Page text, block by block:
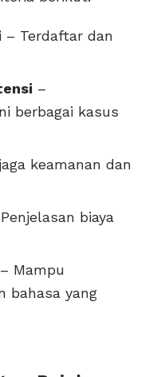
– Terdaftar dan
–
berbagai kasus
keamanan dan
biaya
– Mampu
bahasa yang